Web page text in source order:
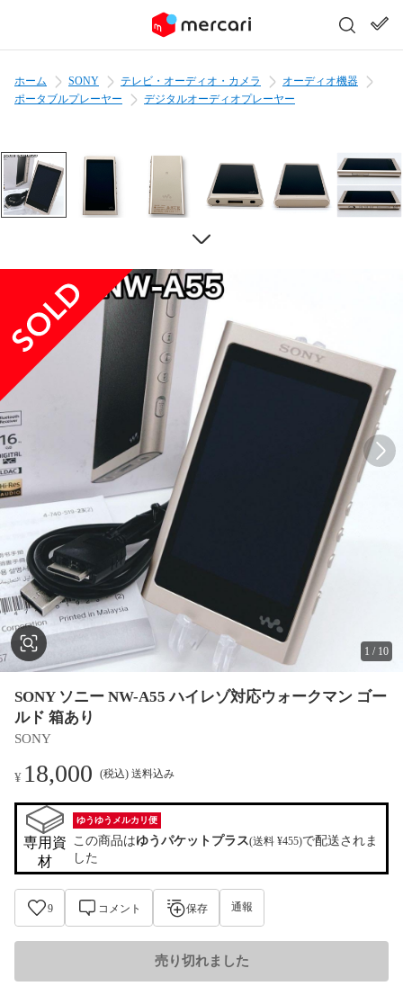
ホーム SONY テレビ・オーディオ・カメラ
オーディオ機器
ポータブルプレーヤー
デジタルオーディオプレーヤー
1 / 10
SONY ソニー NW-A55 ハイレゾ対応ウォークマン ゴー
ルド 箱あり
SONY
¥ 18,000 (税込) 送料込み
専用資
材
ゆうゆうメルカリ便
この商品はゆうパケットプラス(送料 ¥455)で配送されま
した
9 コメント 保存 通報
売り切れました